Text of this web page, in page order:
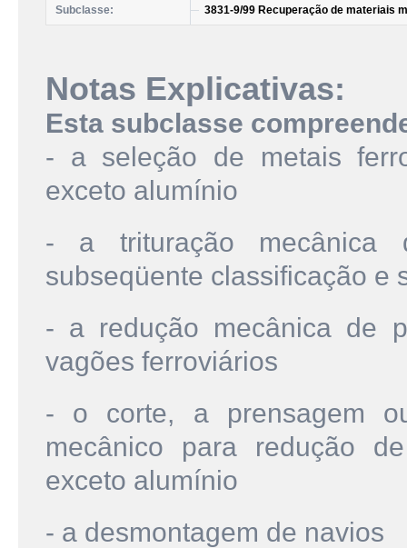
Subclasse: 3831-9/99 Recuperação de materiais
Notas Explicativas:
Esta subclasse
- a seleção de metais
exceto alumínio
- a trituração
subseqüente classificação e
- a redução mecânica de
vagões ferroviários
- o corte, a prensagem
mecânico para redução
exceto alumínio
- a desmontagem de navios